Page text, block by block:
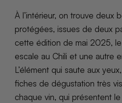
À l’intérieur, on trouve deux
protégées, issues de deux
cette édition de mai 2025,
escale au Chili et une autre
L’élément qui saute aux
fiches de dégustation très
chaque vin, qui présentent